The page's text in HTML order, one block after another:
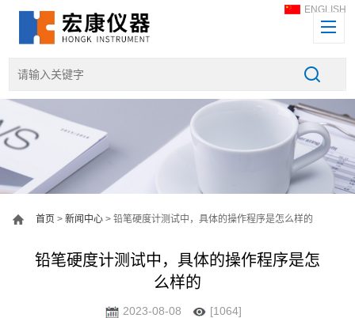
ENGLISH
首页 >新闻中心 > 铅笔硬度计测试中，具体的操作程序是怎么样的
铅笔硬度计测试中，具体的操作程序是怎
么样的
2023-08-08 [1064]